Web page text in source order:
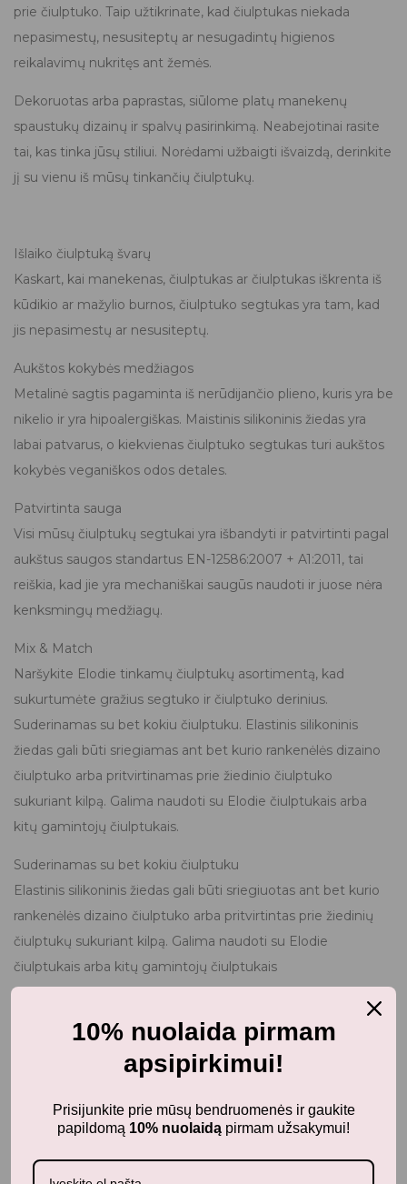
prie čiulptuko. Taip užtikrinate, kad čiulptukas niekada
nepasimestų, nesusiteptų ar nesugadintų higienos
reikalavimų nukritęs ant žemės.
Dekoruotas arba paprastas, siūlome platų manekenų
spaustukų dizainų ir spalvų pasirinkimą. Neabejotinai rasite
tai, kas tinka jūsų stiliui. Norėdami užbaigti išvaizdą, derinkite
jį su vienu iš mūsų tinkančių čiulptukų.
Išlaiko čiulptuką švarų
Kaskart, kai manekenas, čiulptukas ar čiulptukas iškrenta iš
kūdikio ar mažylio burnos, čiulptuko segtukas yra tam, kad
jis nepasimestų ar nesusiteptų.
Aukštos kokybės medžiagos
Metalinė sagtis pagaminta iš nerūdijančio plieno, kuris yra be
nikelio ir yra hipoalergiškas. Maistinis silikoninis žiedas yra
labai patvarus, o kiekvienas čiulptuko segtukas turi aukštos
kokybės veganiškos odos detales.
Patvirtinta sauga
Visi mūsų čiulptukų segtukai yra išbandyti ir patvirtinti pagal
aukštus saugos standartus EN-12586:2007 + A1:2011, tai
reiškia, kad jie yra mechaniškai saugūs naudoti ir juose nėra
kenksmingų medžiagų.
Mix & Match
Naršykite Elodie tinkamų čiulptukų asortimentą, kad
sukurtumėte gražius segtuko ir čiulptuko derinius.
Suderinamas su bet kokiu čiulptuku. Elastinis silikoninis
žiedas gali būti sriegiamas ant bet kurio rankenėlės dizaino
čiulptuko arba pritvirtinamas prie žiedinio čiulptuko
sukuriant kilpą. Galima naudoti su Elodie čiulptukais arba
kitų gamintojų čiulptukais.
Suderinamas su bet kokiu čiulptuku
Elastinis silikoninis žiedas gali būti sriegiuotas ant bet kurio
rankenėlės dizaino čiulptuko arba pritvirtintas prie žiedinių
čiulptukų sukuriant kilpą. Galima naudoti su Elodie
čiulptukais arba kitų gamintojų čiulptukais
Medžiaga: Žiedas: Silikonas | Juostelė: poliesteris | Apkaba:
Ilgis: 19 cm (be žiedo ir segtuko)
10% nuolaida pirmam
apsipirkimui!
Prisijunkite prie mūsų bendruomenės ir gaukite
papildomą 10% nuolaidą pirmam užsakymui!